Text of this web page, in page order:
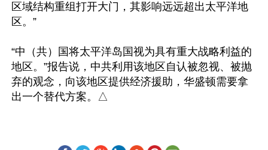
区域结构重组打开大门，其影响远远超出太平洋地
区。”
“中（共）国将太平洋岛国视为具有重大战略利益的
地区。”报告说，中共利用该地区自认被忽视、被抛
弃的观念，向该地区提供经济援助，华盛顿需要拿